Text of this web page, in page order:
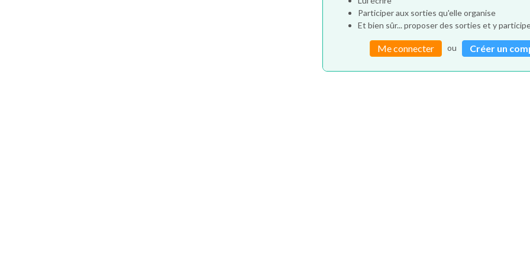
Participer aux sorties qu'elle organise
Et bien sûr... proposer des sorties et y
Me connecter ou Créer un